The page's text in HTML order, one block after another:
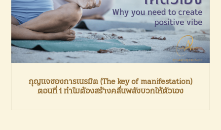
กุญแจของการเนรมิต (The key of manifestation)
ตอนที่ 1 ทำไมต้องสร้างคลื่นพลังบวกให้ตัวเอง